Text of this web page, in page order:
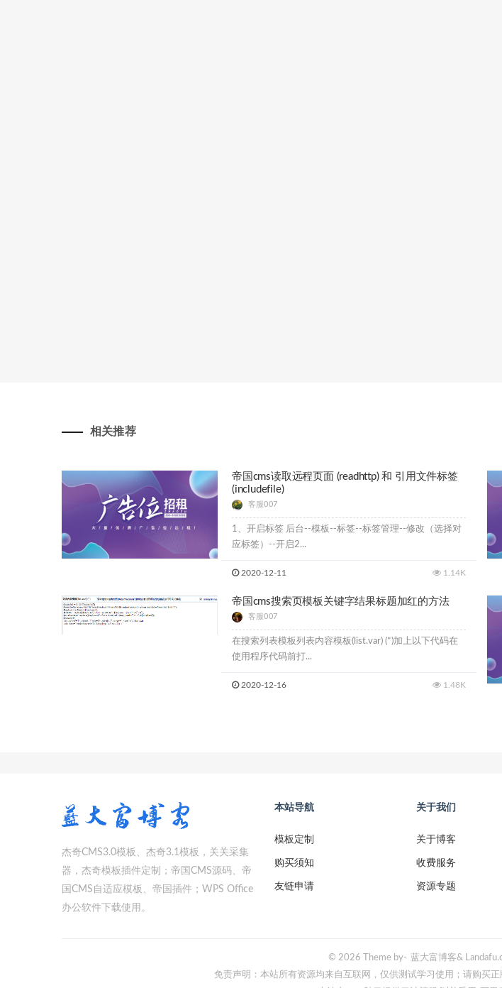
相关推荐
帝国cms读取远程页面 (readhttp) 和 引用文件标签
(includefile)
客服007
1、开启标签 后台--模板--标签--标签管理--修改（选择对
应标签）--开启2...
2020-12-11 1.14K
帝国cms搜索页模板关键字结果标题加红的方法
客服007
在搜索列表模板列表内容模板(list.var) (*)加上以下代码在
使用程序代码前打...
2020-12-16 1.48K
杰奇CMS3.0模板、杰奇3.1模板，关关采集
器，杰奇模板插件定制；帝国CMS源码、帝
国CMS自适应模板、帝国插件；WPS Office
办公软件下载使用。
本站导航
模板定制
购买须知
友链申请
关于我们
关于博客
收费服务
资源专题
© 2026 Theme by- 蓝大富博客&
免责声明：本站所有资源均来自互联网，仅供测试学习使用；请购买